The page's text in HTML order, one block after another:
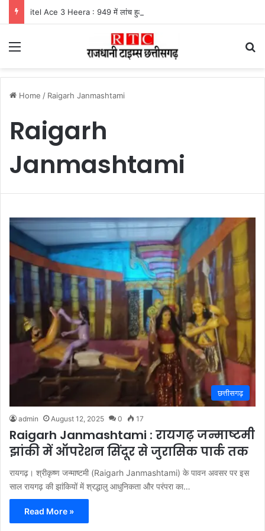
Menu
Home / Raigarh Janmashtami
Raigarh
Janmashtami
छत्तीसगढ़
admin August 12, 2025 0 17
Raigarh Janmashtami : रायगढ़ जन्माष्टमी
झांकी में ऑपरेशन सिंदूर से जुरासिक पार्क तक
रायगढ़। श्रीकृष्ण जन्माष्टमी (Raigarh Janmashtami) के पावन अवसर पर इस
साल रायगढ़ की झांकियों में श्रद्धालु आधुनिकता और परंपरा का…
Read More »